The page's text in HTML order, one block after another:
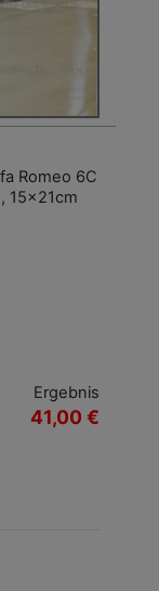
Romeo 6C
15x21cm
Ergebnis
41,00 €